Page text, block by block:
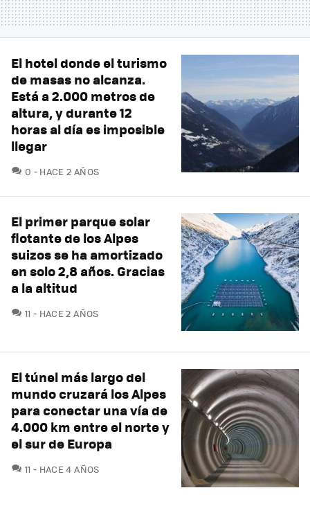
El hotel donde el turismo
de masas no alcanza.
Está a 2.000 metros de
altura, y durante 12
horas al día es imposible
llegar
0 COMENTARIOS
HACE 2 AÑOS
El primer parque solar
flotante de los Alpes
suizos se ha amortizado
en solo 2,8 años. Gracias
a la altitud
11 COMENTARIOS
HACE 2 AÑOS
El túnel más largo del
mundo cruzará los Alpes
para conectar una vía de
4.000 km entre el norte y
el sur de Europa
11 COMENTARIOS
HACE 4 AÑOS